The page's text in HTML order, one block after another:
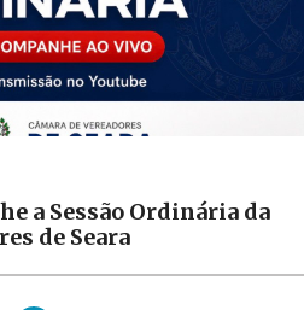
a Sessão Ordinária da
de Seara